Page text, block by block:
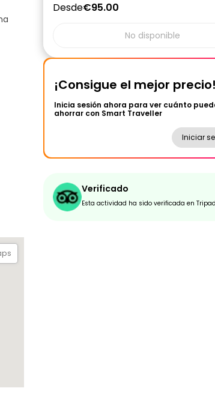
de
lo
Desde€95.00
No disponible
¡Consigue el mejor precio!
Inicia sesión ahora para ver cuánto
ahorrar con Smart Traveller
Iniciar
Verificado
Esta actividad ha sido verificada en